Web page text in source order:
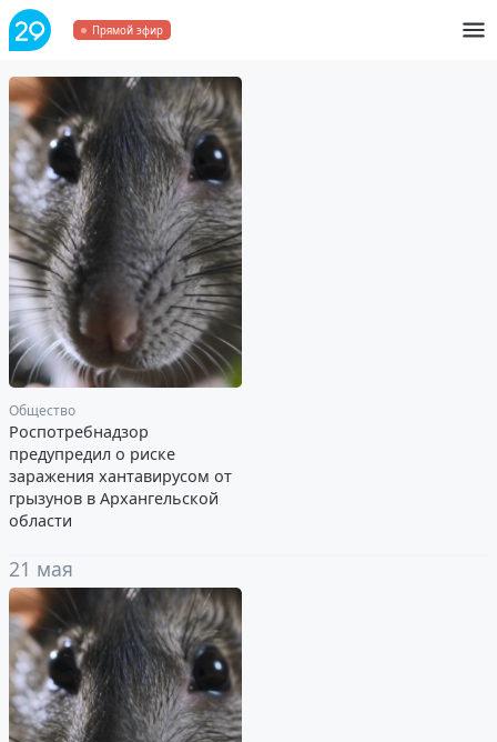
Прямой эфир
ТВ Цыбульский Лайв Северодвинск в деталях
Общество
Роспотребнадзор
предупредил о риске
заражения хантавирусом от
грызунов в Архангельской
области
21 мая